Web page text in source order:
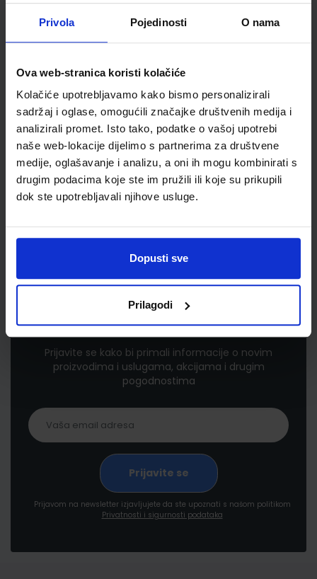
Privola Pojedinosti O nama
Ova web-stranica koristi kolačiće
Kolačiće upotrebljavamo kako bismo personalizirali
sadržaj i oglase, omogućili značajke društvenih medija i
analizirali promet. Isto tako, podatke o vašoj upotrebi
naše web-lokacije dijelimo s partnerima za društvene
medije, oglašavanje i analizu, a oni ih mogu kombinirati s
drugim podacima koje ste im pružili ili koje su prikupili
dok ste upotrebljavali njihove usluge.
Dopusti sve
Prilagodi
Nakladnik
ALFA d.d.
Autor
Miloloža Randić Đorđević
Vrsta školske knjige
UDŽBENIK
Vrsta škole
1 OSNOVNA
Nastavni predmet
HRVATSKI JEZIK PP
Reg br min
Newsletter prijava
Prijavite se kako bi primali informacije o novim
proizvodima i uslugama, akcijama i drugim
pogodnostima
Prijavom na newsletter izjavljujete da ste upoznati s našom politikom
Privatnosti i sigurnosti podataka